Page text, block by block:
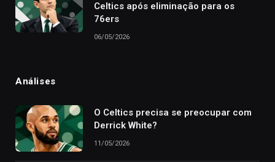
Celtics após eliminação para os
76ers
06/05/2026
Análises
O Celtics precisa se preocupar com
Derrick White?
11/05/2026